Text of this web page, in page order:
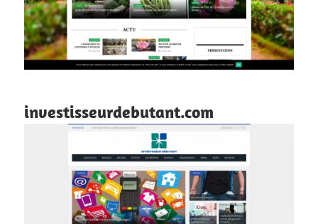
investisseurdebutant.com